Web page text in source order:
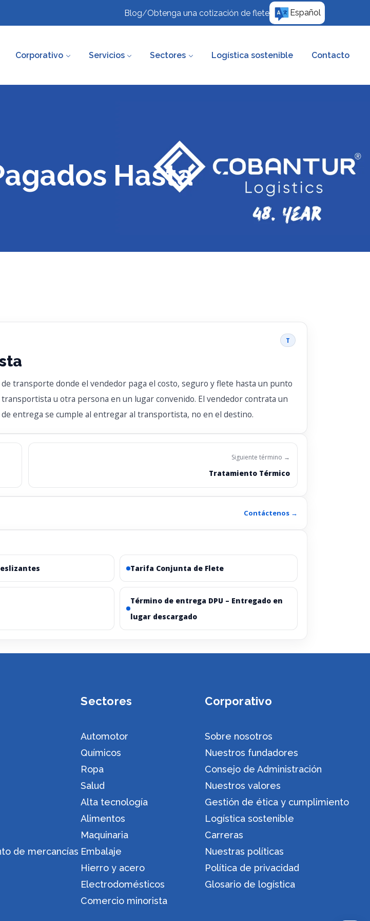
Blog/Obtenga una cotización de flete Español
Corporativo Servicios Sectores Logística sostenible Contacto
Hasta
T
transporte donde el vendedor paga el costo, seguro y flete hasta un punto
u otra persona en un lugar convenido. El vendedor contrata un
entrega se cumple al entregar al transportista, no en el destino.
Siguiente término →
Tratamiento Térmico
Contáctenos →
Tarifa Conjunta de Flete
Término de entrega DPU – Entregado en
lugar descargado
de mercancías
Sectores
Automotor
Químicos
Ropa
Salud
Alta tecnología
Alimentos
Maquinaria
Embalaje
Hierro y acero
Electrodomésticos
Comercio minorista
Corporativo
Sobre nosotros
Nuestros fundadores
Consejo de Administración
Nuestros valores
Gestión de ética y cumplimiento
Logística sostenible
Carreras
Nuestras políticas
Política de privacidad
Glosario de logística